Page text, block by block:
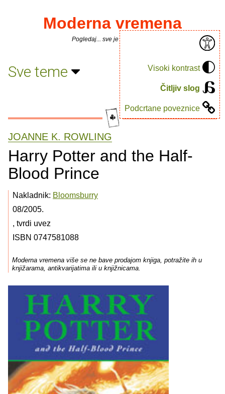
Visoki kontrast
Čitljiv slog
Podcrtane poveznice
Moderna vremena
Pogledaj... sve je puno knjiga.
Sve teme
JOANNE K. ROWLING
Harry Potter and the Half-
Blood Prince
Nakladnik: Bloomsburry
08/2005.
, tvrdi uvez
ISBN 0747581088
Moderna vremena više se ne bave prodajom knjiga, potražite ih u
knjižarama, antikvarijatima ili u knjižnicama.